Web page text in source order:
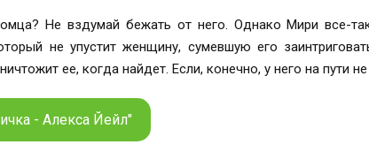
Не вздумай бежать от него. Однако Мири все-
не упустит женщину, сумевшую его
ее, когда найдет. Если, конечно, у него на пути не
- Алекса Йейл"